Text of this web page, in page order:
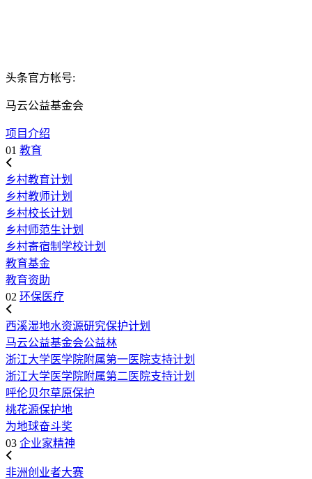
头条官方帐号:
马云公益基金会
项目介绍
01 教育
乡村教育计划
乡村教师计划
乡村校长计划
乡村师范生计划
乡村寄宿制学校计划
教育基金
教育资助
02 环保医疗
西溪湿地水资源研究保护计划
马云公益基金会公益林
浙江大学医学院附属第一医院支持计划
浙江大学医学院附属第二医院支持计划
呼伦贝尔草原保护
桃花源保护地
为地球奋斗奖
03 企业家精神
非洲创业者大赛